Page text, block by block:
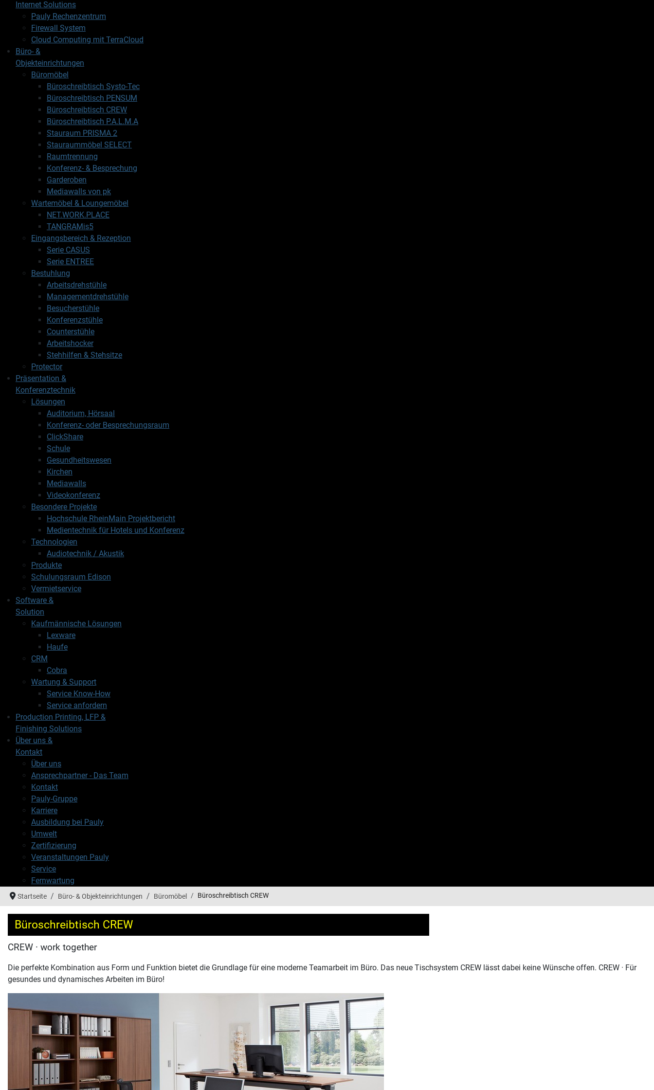
Internet Solutions
Pauly Rechenzentrum
Firewall System
Cloud Computing mit TerraCloud
Büro- &
Objekteinrichtungen
Büromöbel
Büroschreibtisch Systo-Tec
Büroschreibtisch PENSUM
Büroschreibtisch CREW
Büroschreibtisch P.A.L.M.A
Stauraum PRISMA 2
Stauraummöbel SELECT
Raumtrennung
Konferenz- & Besprechung
Garderoben
Mediawalls von pk
Wartemöbel & Loungemöbel
NET.WORK.PLACE
TANGRAMis5
Eingangsbereich & Rezeption
Serie CASUS
Serie ENTREE
Bestuhlung
Arbeitsdrehstühle
Managementdrehstühle
Besucherstühle
Konferenzstühle
Counterstühle
Arbeitshocker
Stehhilfen & Stehsitze
Protector
Präsentation &
Konferenztechnik
Lösungen
Auditorium, Hörsaal
Konferenz- oder Besprechungsraum
ClickShare
Schule
Gesundheitswesen
Kirchen
Mediawalls
Videokonferenz
Besondere Projekte
Hochschule RheinMain Projektbericht
Medientechnik für Hotels und Konferenz
Technologien
Audiotechnik / Akustik
Produkte
Schulungsraum Edison
Vermietservice
Software &
Solution
Kaufmännische Lösungen
Lexware
Haufe
CRM
Cobra
Wartung & Support
Service Know-How
Service anfordern
Production Printing, LFP &
Finishing Solutions
Über uns &
Kontakt
Über uns
Ansprechpartner - Das Team
Kontakt
Pauly-Gruppe
Karriere
Ausbildung bei Pauly
Umwelt
Zertifizierung
Veranstaltungen Pauly
Service
Fernwartung
Startseite Büro- & Objekteinrichtungen Büromöbel Büroschreibtisch CREW
Büroschreibtisch CREW
CREW · work together
Die perfekte Kombination aus Form und Funktion bietet die Grundlage für eine moderne Teamarbeit im Büro. Das neue Tischsystem CREW lässt dabei keine Wünsche offen. CREW · Für
gesundes und dynamisches Arbeiten im Büro!